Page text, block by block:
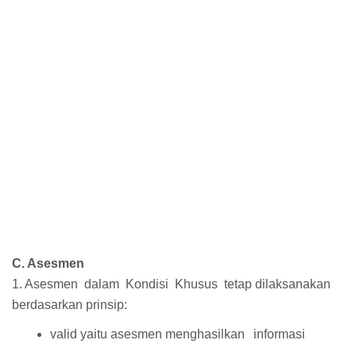
C. Asesmen
1. Asesmen dalam Kondisi Khusus tetap dilaksanakan
berdasarkan prinsip:
valid yaitu asesmen menghasilkan
informasi